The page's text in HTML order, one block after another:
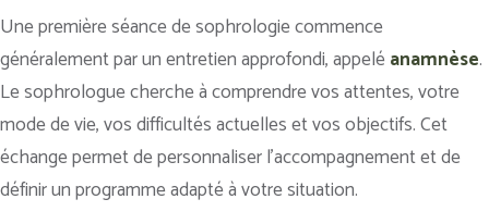
Une première séance de sophrologie commence
généralement par un entretien approfondi, appeléanamnèse.
Le sophrologue cherche à comprendre vos attentes, votre
mode de vie, vos difficultés actuelles et vos objectifs. Cet
échange permet de personnaliser l’accompagnement et de
définir un programme adapté à votre situation.